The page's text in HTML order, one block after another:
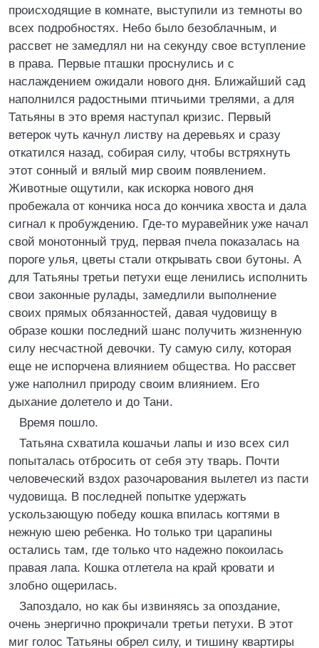
происходящие в комнате, выступили из темноты во
всех подробностях. Небо было безоблачным, и
рассвет не замедлял ни на секунду свое вступление
в права. Первые пташки проснулись и с
наслаждением ожидали нового дня. Ближайший сад
наполнился радостными птичьими трелями, а для
Татьяны в это время наступал кризис. Первый
ветерок чуть качнул листву на деревьях и сразу
откатился назад, собирая силу, чтобы встряхнуть
этот сонный и вялый мир своим появлением.
Животные ощутили, как искорка нового дня
пробежала от кончика носа до кончика хвоста и дала
сигнал к пробуждению. Где-то муравейник уже начал
свой монотонный труд, первая пчела показалась на
пороге улья, цветы стали открывать свои бутоны. А
для Татьяны третьи петухи еще ленились исполнить
свои законные рулады, замедлили выполнение
своих прямых обязанностей, давая чудовищу в
образе кошки последний шанс получить жизненную
силу несчастной девочки. Ту самую силу, которая
еще не испорчена влиянием общества. Но рассвет
уже наполнил природу своим влиянием. Его
дыхание долетело и до Тани.
Время пошло.
Татьяна схватила кошачьи лапы и изо всех сил
попыталась отбросить от себя эту тварь. Почти
человеческий вздох разочарования вылетел из пасти
чудовища. В последней попытке удержать
ускользающую победу кошка впилась когтями в
нежную шею ребенка. Но только три царапины
остались там, где только что надежно покоилась
правая лапа. Кошка отлетела на край кровати и
злобно ощерилась.
Запоздало, но как бы извиняясь за опоздание,
очень энергично прокричали третьи петухи. В этот
миг голос Татьяны обрел силу, и тишину квартиры